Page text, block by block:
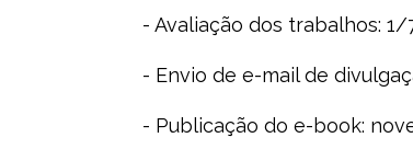
- Avaliação dos trabalhos: 1/
- Envio de e-mail de
- Publicação do e-book: